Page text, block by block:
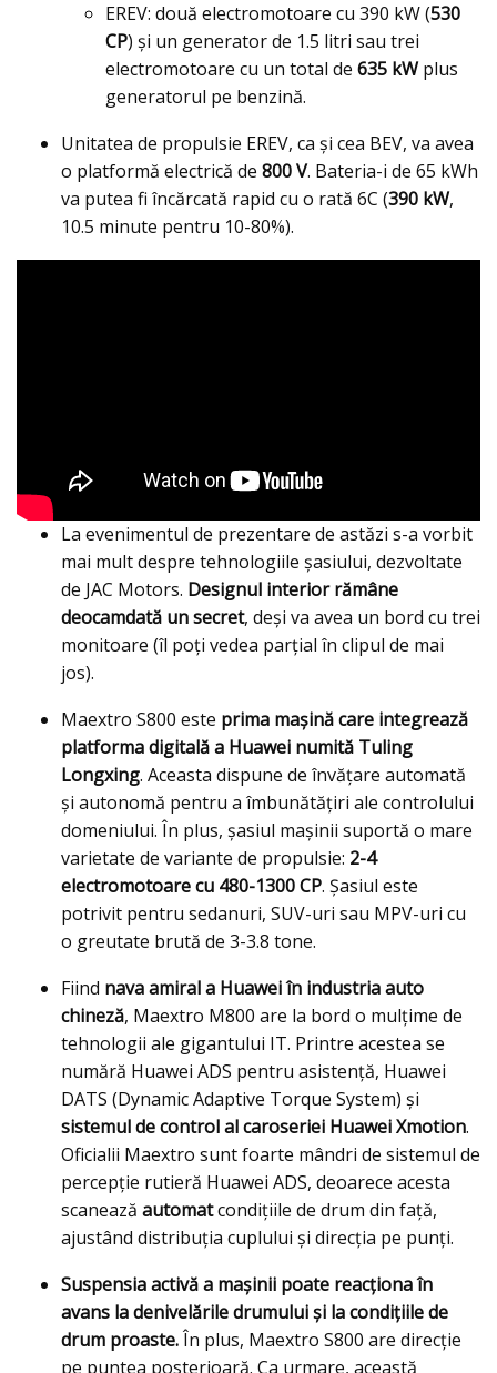
EREV: două electromotoare cu 390 kW (530
CP) și un generator de 1.5 litri sau trei
electromotoare cu un total de 635 kWplus
generatorul pe benzină.
Unitatea de propulsie EREV, ca și cea BEV, va avea
o platformă electrică de 800 V. Bateria-i de 65 kWh
va putea fi încărcată rapid cu o rată 6C (390 kW,
10.5 minute pentru 10-80%).
La evenimentul de prezentare de astăzi s-a vorbit
mai mult despre tehnologiile șasiului, dezvoltate
de JAC Motors. Designul interior rămâne
deocamdată un secret, deși va avea un bord cu trei
monitoare (îl poți vedea parțial în clipul de mai
jos).
Maextro S800 este prima mașină care integrează
platforma digitală a Huawei numită Tuling
Longxing. Aceasta dispune de învățare automată
și autonomă pentru a îmbunătățiri ale controlului
domeniului. În plus, șasiul mașinii suportă o mare
varietate de variante de propulsie: 2-4
electromotoare cu 480-1300 CP. Șasiul este
potrivit pentru sedanuri, SUV-uri sau MPV-uri cu
o greutate brută de 3-3.8 tone.
Fiind nava amiral a Huawei în industria auto
chineză, Maextro M800 are la bord o mulțime de
tehnologii ale gigantului IT. Printre acestea se
numără Huawei ADS pentru asistență, Huawei
DATS (Dynamic Adaptive Torque System) și
sistemul de control al caroseriei Huawei Xmotion.
Oficialii Maextro sunt foarte mândri de sistemul de
percepție rutieră Huawei ADS, deoarece acesta
scanează automatcondițiile de drum din față,
ajustând distribuția cuplului și direcția pe punți.
Suspensia activă a mașinii poate reacționa în
avans la denivelările drumului și la condițiile de
drum proaste.În plus, Maextro S800 are direcție
pe puntea posterioară. Ca urmare, această